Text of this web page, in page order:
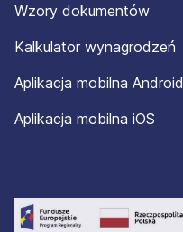
Wzory dokumentów
Kalkulator wynagrodzeń
Aplikacja mobilna Android
Aplikacja mobilna iOS